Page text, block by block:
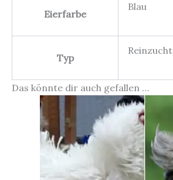
Eierfarbe
Blau
Typ
Reinzucht
Das könnte dir auch gefallen …